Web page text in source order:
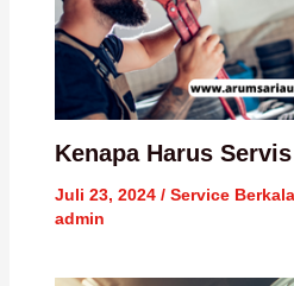
Kenapa Harus
Juli 23, 2024 / Service Berkala
admin